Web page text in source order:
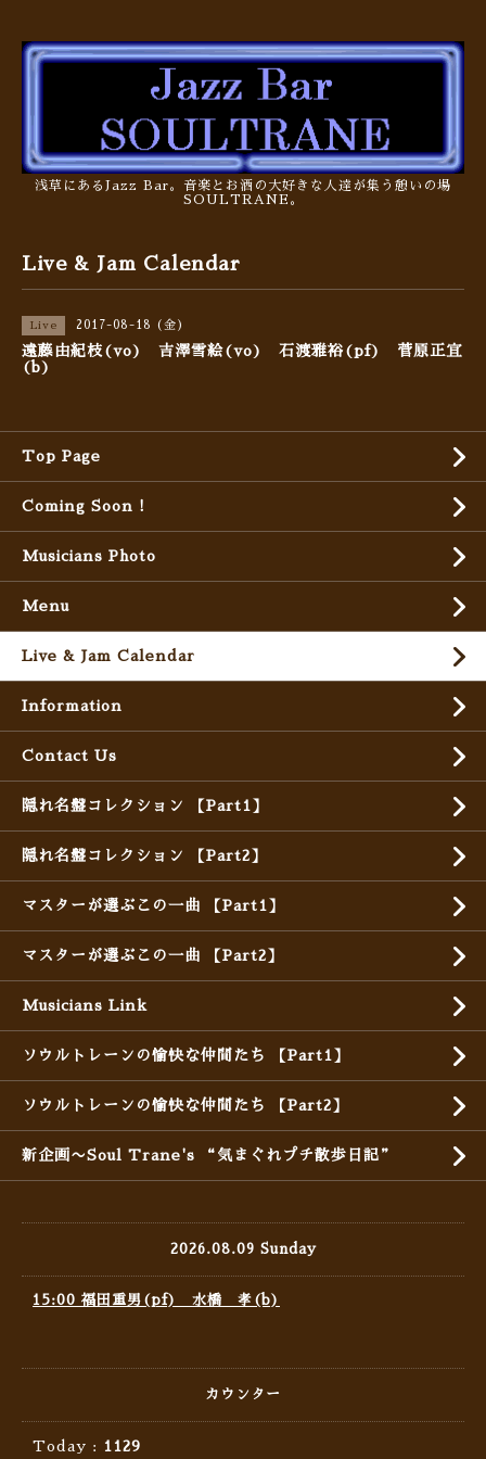
浅草にあるJazz Bar。音楽とお酒の大好きな人達が集う憩いの場
SOULTRANE。
Live & Jam Calendar
Live 2017-08-18 (金)
遠藤由紀枝(vo) 吉澤雪絵(vo) 石渡雅裕(pf) 菅原正宜
(b)
Top Page
Coming Soon !
Musicians Photo
Menu
Live & Jam Calendar
Information
Contact Us
隠れ名盤コレクション 【Part1】
隠れ名盤コレクション 【Part2】
マスターが選ぶこの一曲 【Part1】
マスターが選ぶこの一曲 【Part2】
Musicians Link
ソウルトレーンの愉快な仲間たち 【Part1】
ソウルトレーンの愉快な仲間たち 【Part2】
新企画〜Soul Trane's “気まぐれプチ散歩日記”
2026.08.09 Sunday
15:00 福田重男(pf) 水橋 孝(b)
カウンター
Today : 1129